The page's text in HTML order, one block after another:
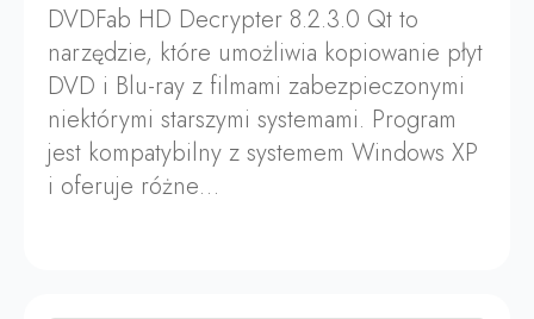
DVDFab HD Decrypter 8.2.3.0 Qt to
narzędzie, które umożliwia kopiowanie płyt
DVD i Blu-ray z filmami zabezpieczonymi
niektórymi starszymi systemami. Program
jest kompatybilny z systemem Windows XP
i oferuje różne…